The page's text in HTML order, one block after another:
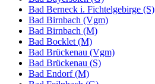
Bad Berneck i. Fichtelgebirge (S)
Bad Birnbach (Vgm)
Bad Birnbach (M)
Bad Bocklet (M)
Bad Brückenau (Vgm)
Bad Brückenau (S)
Bad Endorf (M)